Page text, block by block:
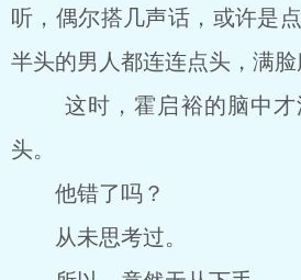
听，偶尔搭几声话，或许是
半头的男人都连连点头，满脸
这时，霍启裕的脑中才
头。
他错了吗？
从未思考过。